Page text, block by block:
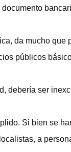
da mucho que
públicos
debería ser
Si bien se
a